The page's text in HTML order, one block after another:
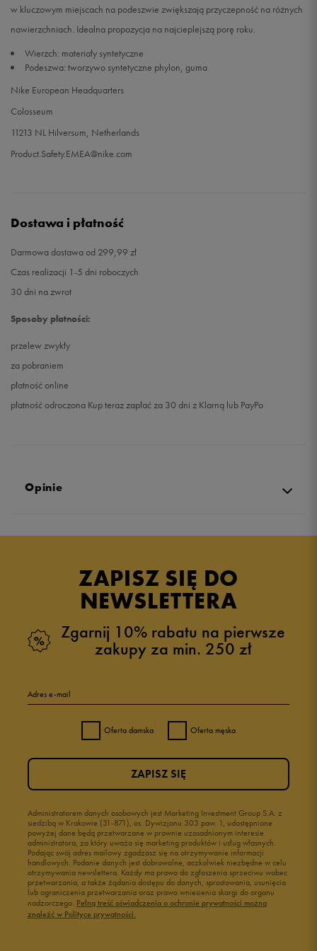
w kluczowym miejscach na podeszwie zwiększają przyczepność na różnych
nawierzchniach. Idealna propozycja na najcieplejszą porę roku.
Wierzch: materiały syntetyczne
Podeszwa: tworzywo syntetyczne phylon, guma
Nike European Headquarters
Colosseum
11213 NL Hilversum, Netherlands
Product.Safety.EMEA@nike.com
Dostawa i płatność
Darmowa dostawa od 299,99 zł
Czas realizacji 1-5 dni roboczych
30 dni na zwrot
Sposoby płatności:
przelew zwykły
za pobraniem
płatność online
płatność odroczona Kup teraz zapłać za 30 dni z Klarną lub PayPo
Opinie
ZAPISZ SIĘ DO
NEWSLETTERA
Zgarnij 10% rabatu na pierwsze
zakupy za min. 250 zł
Adres e-mail
Oferta damska Oferta męska
Administratorem danych osobowych jest Marketing Investment Group S.A. z
siedzibą w Krakowie (31-871), os. Dywizjonu 303 paw. 1, udostępnione
powyżej dane będą przetwarzane w prawnie uzasadnionym interesie
administratora, za który uważa się marketing produktów i usług własnych.
Podając swój adres mailowy zgadzasz się na otrzymywanie informacji
handlowych. Podanie danych jest dobrowolne, aczkolwiek niezbędne w celu
otrzymywania newslettera. Każdy ma prawo do zgłoszenia sprzeciwu wobec
przetwarzania, a także żądania dostępu do danych, sprostowania, usunięcia
lub ograniczenia przetwarzania oraz prawo wniesienia skargi do organu
nadzorczego. Pełną treść oświadczenia o ochronie prywatności można
znaleźć w Polityce prywatności.
ZAPISZ SIĘ